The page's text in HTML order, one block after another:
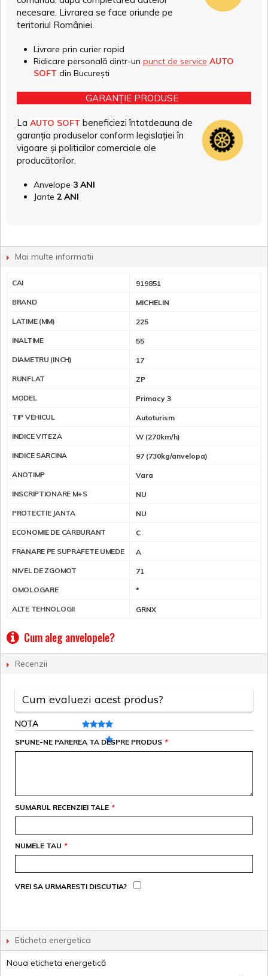
necesare. Livrarea se face oriunde pe
teritoriul României.
Livrare prin curier rapid
Ridicare personală dintr-un punct de service AUTO
SOFT din București
GARANȚIE PRODUSE
La AUTO SOFT beneficiezi întotdeauna de
garanția produselor conform legislației în
vigoare și politicilor comerciale ale
producătorilor.
Anvelope 3 ANI
Jante 2 ANI
Mai multe informatii
CAI 919851
BRAND MICHELIN
LATIME (MM) 225
INALTIME 55
DIAMETRU (INCH) 17
RUNFLAT ZP
MODEL Primacy 3
TIP VEHICUL Autoturism
INDICE VITEZA W (270km/h)
INDICE SARCINA 97 (730kg/anvelopa)
ANOTIMP Vara
INSCRIPTIONARE M+S NU
PROTECTIE JANTA NU
ECONOMIE DE CARBURANT C
FRANARE PE SUPRAFETE UMEDE A
NIVEL DE ZGOMOT 71
OMOLOGARE *
ALTE TEHNOLOGII GRNX
Cum aleg anvelopele?
Recenzii
Cum evaluezi acest produs?
NOTA
*
SPUNE-NE PAREREA TA DESPRE PRODUS
*
SUMARUL RECENZIEI TALE
*
NUMELE TAU
VREI SA URMARESTI DISCUTIA?
Eticheta energetica
Noua eticheta energetică